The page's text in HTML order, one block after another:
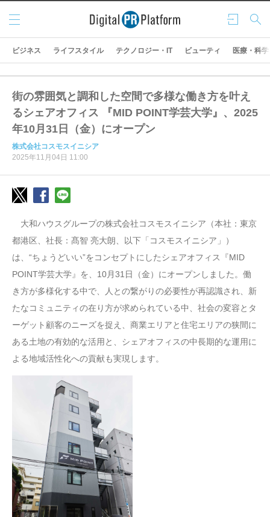
ログ
イン
検索
メニ
ュー
ビジネス ライフスタイル テクノロジー・IT ビューティ 医療・科学
街の雰囲気と調和した空間で多様な働き方を叶え
るシェアオフィス 『MID POINT学芸大学』、2025
年10月31日（金）にオープン
株式会社コスモスイニシア
2025年11月04日 11:00
大和ハウスグループの株式会社コスモスイニシア（本社：東京
都港区、社長：髙智 亮大朗、以下「コスモスイニシア」）
は、“ちょうどいい”をコンセプトにしたシェアオフィス『MID
POINT学芸大学』を、10月31日（金）にオープンしました。働
き方が多様化する中で、人との繋がりの必要性が再認識され、新
たなコミュニティの在り方が求められている中、社会の変容とタ
ーゲット顧客のニーズを捉え、商業エリアと住宅エリアの狭間に
ある土地の有効的な活用と、シェアオフィスの中長期的な運用に
よる地域活性化への貢献も実現します。